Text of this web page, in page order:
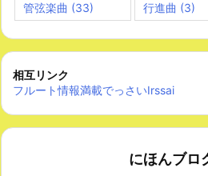
管弦楽曲 (33) 行進曲 (3)
相互リンク
フルート情報満載でっさいIrssai
にほんブロ